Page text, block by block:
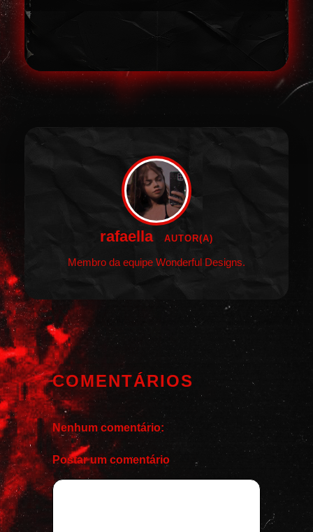
rafaella AUTOR(A)
Membro da equipe Wonderful Designs.
COMENTÁRIOS
Nenhum comentário:
Postar um comentário